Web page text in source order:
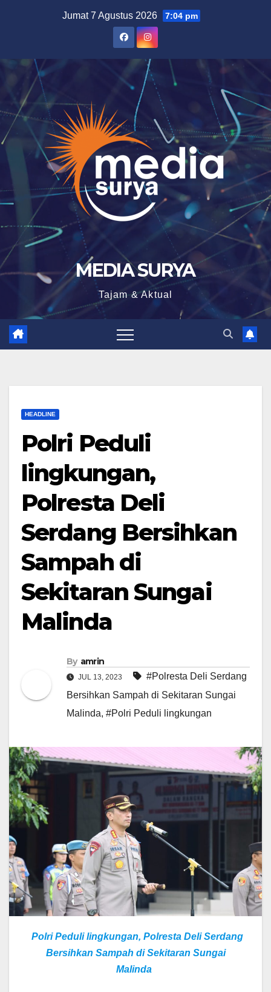
Jumat 7 Agustus 2026 7:04 pm
MEDIA SURYA
Tajam & Aktual
HEADLINE
Polri Peduli
lingkungan,
Polresta Deli
Serdang Bersihkan
Sampah di
Sekitaran Sungai
Malinda
By amrin
JUL 13, 2023
#Polresta Deli Serdang
Bersihkan Sampah di Sekitaran Sungai
Malinda, #Polri Peduli lingkungan
Polri Peduli lingkungan, Polresta Deli Serdang
Bersihkan Sampah di Sekitaran Sungai
Malinda